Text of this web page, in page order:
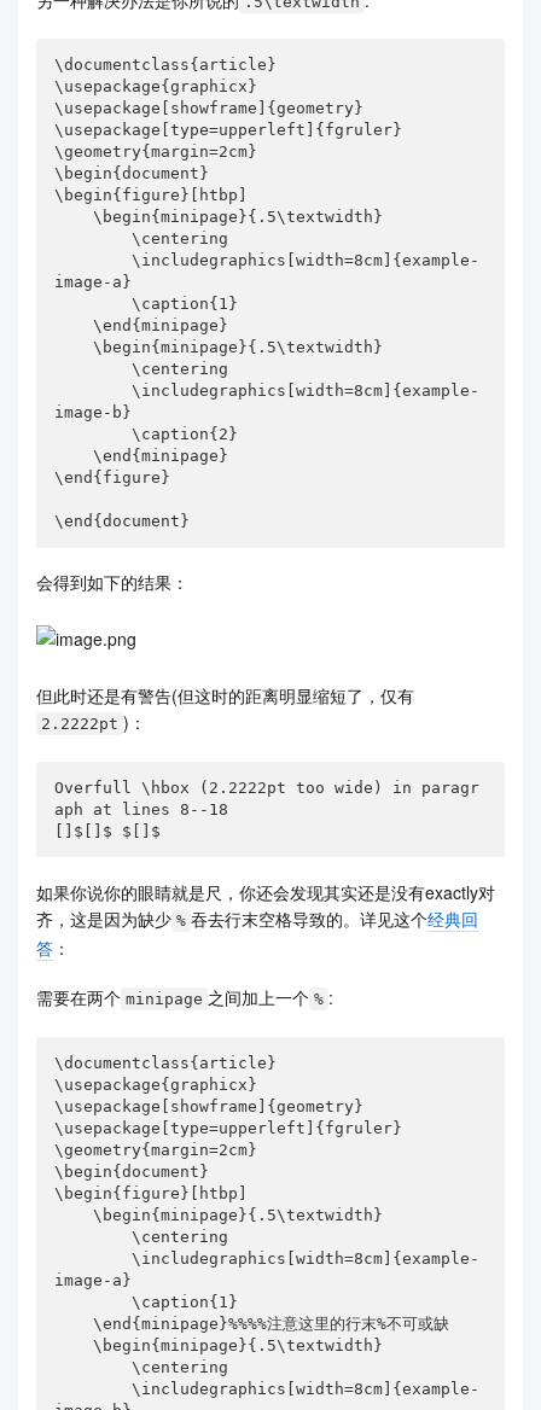
\documentclass{article}
\usepackage{graphicx}
\usepackage[showframe]{geometry}
\usepackage[type=upperleft]{fgruler}
\geometry{margin=2cm}
\begin{document}
\begin{figure}[htbp]
    \begin{minipage}{.5\textwidth}
        \centering
        \includegraphics[width=8cm]{example-
image-a}
        \caption{1}
    \end{minipage}
    \begin{minipage}{.5\textwidth}
        \centering
        \includegraphics[width=8cm]{example-
image-b}
        \caption{2}
    \end{minipage}
\end{figure}
\end{document}
会得到如下的结果：
但此时还是有警告(但这时的距离明显缩短了，仅有
2.2222pt )：
Overfull \hbox (2.2222pt too wide) in paragr
aph at lines 8--18
[]$[]$ $[]$
如果你说你的眼睛就是尺，你还会发现其实还是没有exactly对
齐，这是因为缺少 % 吞去行末空格导致的。详见这个经典回
答 ：
需要在两个 minipage 之间加上一个 % :
\documentclass{article}
\usepackage{graphicx}
\usepackage[showframe]{geometry}
\usepackage[type=upperleft]{fgruler}
\geometry{margin=2cm}
\begin{document}
\begin{figure}[htbp]
    \begin{minipage}{.5\textwidth}
        \centering
        \includegraphics[width=8cm]{example-
image-a}
        \caption{1}
    \end{minipage}%%%%注意这里的行末%不可或缺
    \begin{minipage}{.5\textwidth}
        \centering
        \includegraphics[width=8cm]{example-